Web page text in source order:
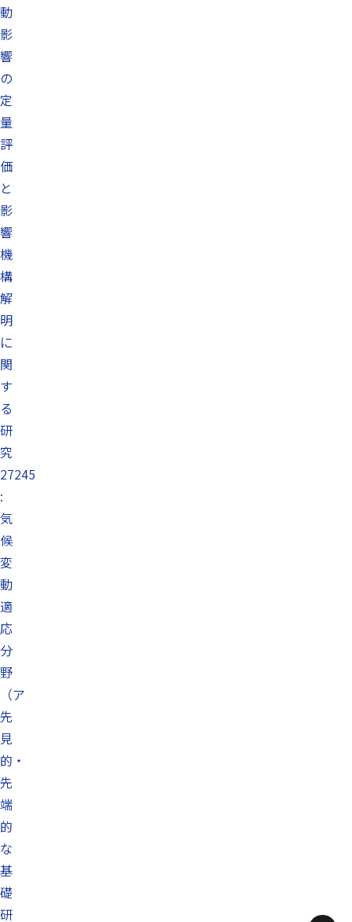
動
影
響
の
定
量
評
価
と
影
響
機
構
解
明
に
関
す
る
研
究
27245
:
気
候
変
動
適
応
分
野
（ア
先
見
的・
先
端
的
な
基
礎
研